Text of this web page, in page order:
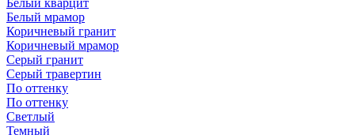
Белый кварцит
Белый мрамор
Коричневый гранит
Коричневый мрамор
Серый гранит
Серый травертин
По оттенку
По оттенку
Светлый
Темный